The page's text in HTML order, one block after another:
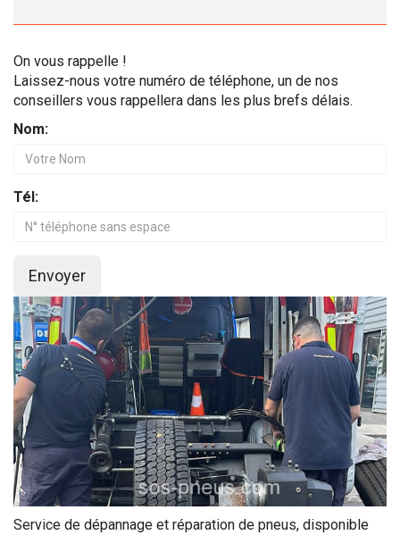
On vous rappelle !
Laissez-nous votre numéro de téléphone, un de nos
conseillers vous rappellera dans les plus brefs délais.
Nom:
Tél:
Envoyer
Service de dépannage et réparation de pneus, disponible